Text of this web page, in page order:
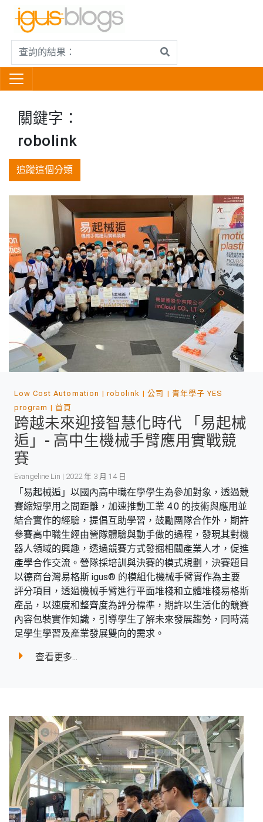
關鍵字：
robolink
追蹤這個分類
Low Cost Automation robolink 公司
青年學子 YES
program
首頁
跨越未來迎接智慧化時代 「易起械
逅」- 高中生機械手臂應用實戰競
賽
Evangeline Lin | 2022 年 3 月 14 日
「易起械逅」以國內高中職在學學生為參加對象，透過競
賽縮短學用之間距離，加速推動工業 4.0 的技術與應用並
結合實作的經驗，提倡互助學習，鼓勵團隊合作外，期許
參賽高中職生經由營隊體驗與動手做的過程，發現其對機
器人領域的興趣，透過競賽方式發掘相關產業人才，促進
產學合作交流。營隊採培訓與決賽的模式規劃，決賽題目
以德商台灣易格斯 igus® 的模組化機械手臂實作為主要
評分項目，透過機械手臂進行平面堆棧和立體堆棧易格斯
產品，以速度和整齊度為評分標準，期許以生活化的競賽
內容包裝實作知識，引導學生了解未來發展趨勢，同時滿
足學生學習及產業發展雙向的需求。
查看更多...